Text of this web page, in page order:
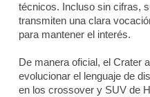
técnicos. Incluso sin cifras,
transmiten una clara
para mantener el interés.
De manera oficial, el Crater
evolucionar el lenguaje de
en los crossover y SUV de